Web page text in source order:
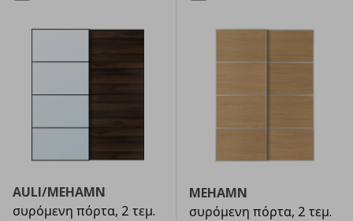
AULI/MEHAMN
συρόμενη πόρτα, 2 τεμ.
MEHAMN
συρόμενη πόρτα, 2 τεμ.